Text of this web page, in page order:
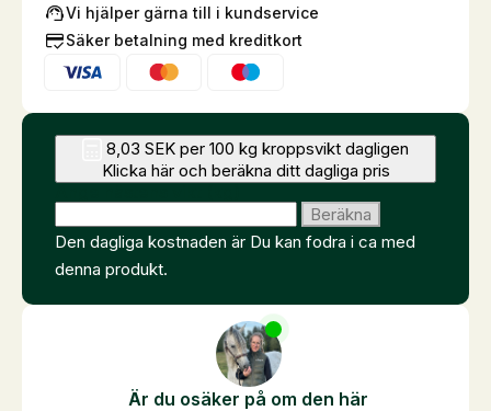
Vi hjälper gärna till i kundservice
Säker betalning med kreditkort
8,03 SEK per 100 kg kroppsvikt dagligen
Klicka här och beräkna ditt dagliga pris
Beräkna
Den dagliga kostnaden är Du kan fodra i ca med
denna produkt.
Är du osäker på om den här